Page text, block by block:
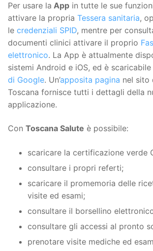
Per usare la App in tutte le sue
attivare la propria Tessera sanitaria,
le credenziali SPID, mentre per
documenti clinici attivare il proprio
elettronico. La App è attualmente
sistemi Android e iOS, ed è scaricabile
di Google. Un’apposita pagina nel sito
Toscana fornisce tutti i dettagli della
applicazione.
Con Toscana Salute è possibile:
scaricare la certificazione verde
consultare i propri referti;
scaricare il promemoria delle
visite ed esami;
consultare il borsellino
consultare gli accessi al pronto
prenotare visite mediche ed